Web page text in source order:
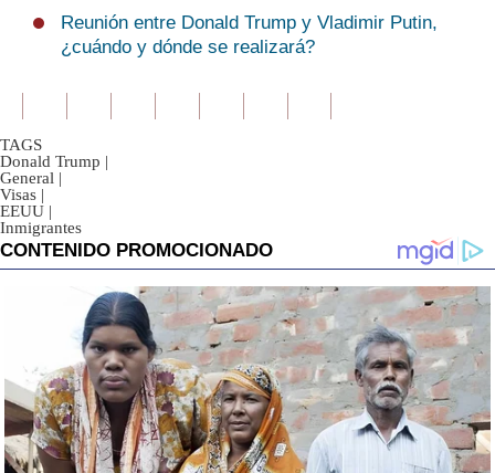
Reunión entre Donald Trump y Vladimir Putin,
¿cuándo y dónde se realizará?
TAGS
Donald Trump |
General |
Visas |
EEUU |
Inmigrantes